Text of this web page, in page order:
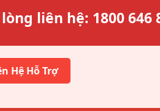
liên hệ: 1800 646
Hệ Hỗ Trợ